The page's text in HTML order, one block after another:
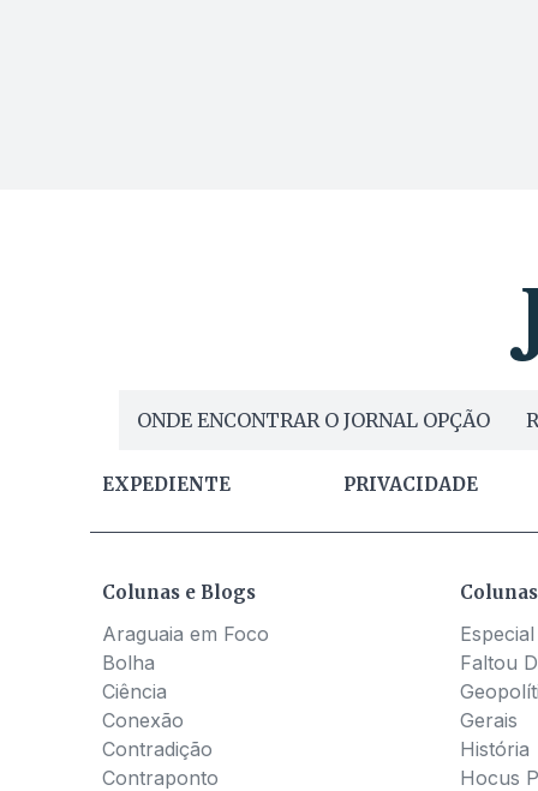
ONDE ENCONTRAR O JORNAL OPÇÃO
EXPEDIENTE PRIVACIDADE
Colunas e Blogs
Araguaia em Foco
Bolha
Ciência
Conexão
Contradição
Contraponto
Faltou
Gerais
História
Hocus